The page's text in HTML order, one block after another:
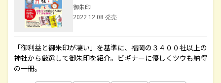
御朱印
2022.12.08 発売
「御利益と御朱印が凄い」を基準に、福岡の３４００社以上の
神社から厳選して御朱印を紹介。ビギナーに優しくツウも納得
の一冊。